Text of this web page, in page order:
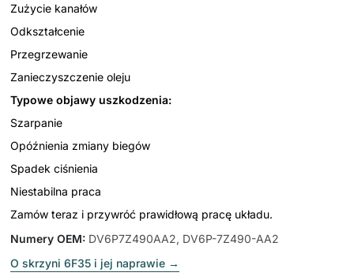
Zużycie kanałów
Odkształcenie
Przegrzewanie
Zanieczyszczenie oleju
Typowe objawy uszkodzenia:
Szarpanie
Opóźnienia zmiany biegów
Spadek ciśnienia
Niestabilna praca
Zamów teraz i przywróć prawidłową pracę układu.
Numery OEM: DV6P7Z490AA2, DV6P-7Z490-AA2
O skrzyni 6F35 i jej naprawie →